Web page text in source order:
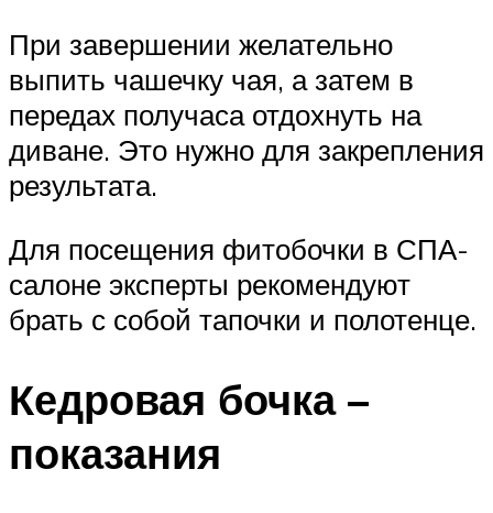
При завершении желательно
выпить чашечку чая, а затем в
передах получаса отдохнуть на
диване. Это нужно для закрепления
результата.
Для посещения фитобочки в СПА-
салоне эксперты рекомендуют
брать с собой тапочки и полотенце.
Кедровая бочка –
показания